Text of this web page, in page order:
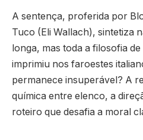
A sentença, proferida por
Tuco (Eli Wallach), sintetiza
longa, mas toda a filosofia
imprimiu nos faroestes
permanece insuperável? A
química entre elenco, a
roteiro que desafia a moral